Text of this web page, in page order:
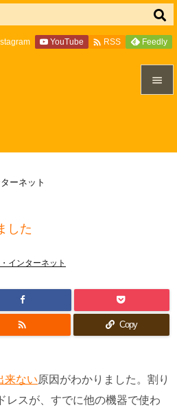

YouTube  RSS Feedly
ーネット
した
インターネット
 Copy
来ない原因がわかりました。割り
レスが、すでに他の機器で使わ